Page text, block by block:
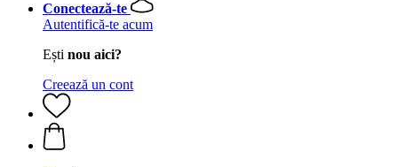
Conectează-te
Autentifică-te acum
Ești nou aici?
Creează un cont